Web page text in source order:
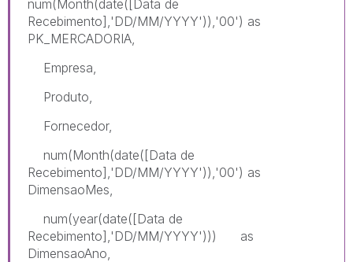
num(Month(date([Data de
Recebimento],'DD/MM/YYYY')),'00') as
PK_MERCADORIA,
Empresa,
Produto,
Fornecedor,
num(Month(date([Data de
Recebimento],'DD/MM/YYYY')),'00') as
DimensaoMes,
num(year(date([Data de
Recebimento],'DD/MM/YYYY'))) as
DimensaoAno,